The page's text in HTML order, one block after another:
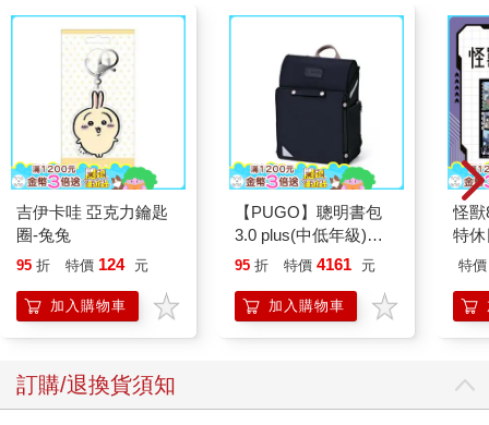
吉伊卡哇 亞克力鑰匙
圈-兔兔
95 折 特價 124 元
加入購物車
【PUGO】聰明書包
3.0 plus(中低年級)酷
黑 全新進化玩美上市
95 折 特價 4161 元
加入購物車
怪獸
特
加購]
特價
訂購/退換貨須知